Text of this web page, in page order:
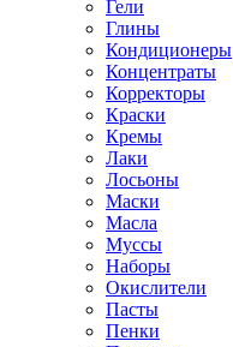
Гели
Глины
Кондиционеры
Концентраты
Корректоры
Краски
Кремы
Лаки
Лосьоны
Маски
Масла
Муссы
Наборы
Окислители
Пасты
Пенки